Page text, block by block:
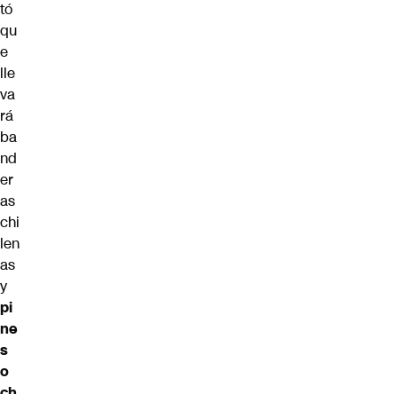
tó
qu
e
lle
va
rá
ba
nd
er
as
chi
len
as
y
pi
ne
s
o